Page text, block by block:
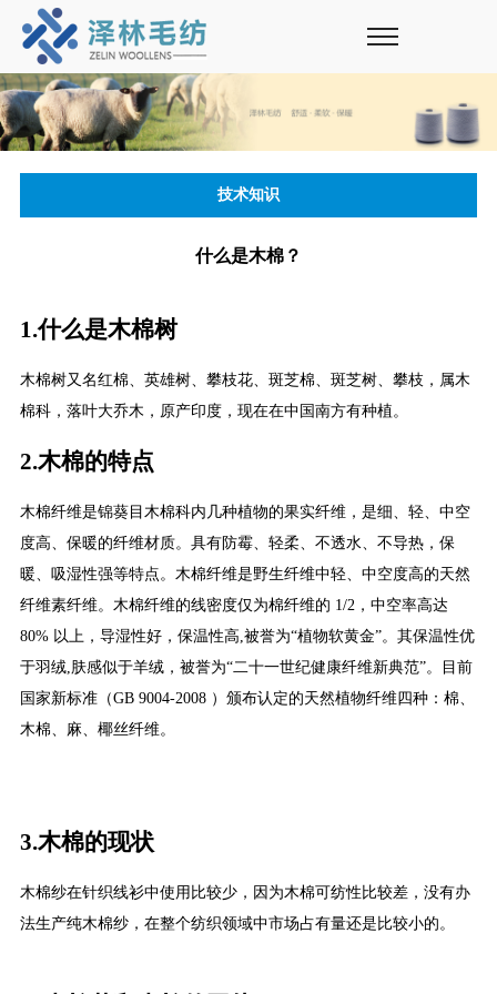
技术知识
什么是木棉？
1.什么是木棉树
木棉树又名红棉、英雄树、攀枝花、斑芝棉、斑芝树、攀枝，属木
棉科，落叶大乔木，原产印度，现在在中国南方有种植。
2.木棉的特点
木棉纤维是锦葵目木棉科内几种植物的果实纤维，是细、轻、中空
度高、保暖的纤维材质。具有防霉、轻柔、不透水、不导热，保
暖、吸湿性强等特点。木棉纤维是野生纤维中轻、中空度高的天然
纤维素纤维。木棉纤维的线密度仅为棉纤维的 1/2，中空率高达
80% 以上，导湿性好，保温性高,被誉为“植物软黄金”。其保温性优
于羽绒,肤感似于羊绒，被誉为“二十一世纪健康纤维新典范”。目前
国家新标准（GB 9004-2008 ）颁布认定的天然植物纤维四种：棉、
木棉、麻、椰丝纤维。
3.木棉的现状
木棉纱在针织线衫中使用比较少，因为木棉可纺性比较差，没有办
法生产纯木棉纱，在整个纺织领域中市场占有量还是比较小的。